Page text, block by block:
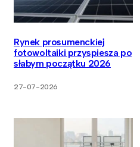
Rynek prosumenckiej
fotowoltaiki przyspiesza po
słabym początku 2026
27-07-2026